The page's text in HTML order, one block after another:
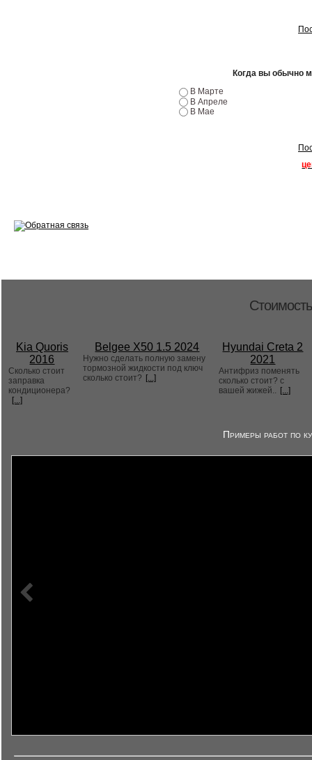
Когда вы обычно
В Марте
В Апреле
В Мае
Kia Quoris
2016
Сколько стоит
заправка
кондиционера?
[...]
Belgee X50 1.5 2024
Нужно сделать полную замену
тормозной жидкости под ключ
сколько стоит? [...]
Hyundai Creta 2
2021
Антифриз поменять
сколько стоит? с
вашей жижей.. [...]
Примеры работ по
информационный контент